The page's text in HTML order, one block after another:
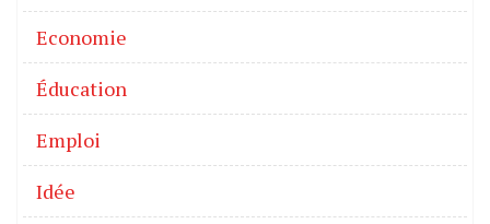
Economie
Éducation
Emploi
Idée